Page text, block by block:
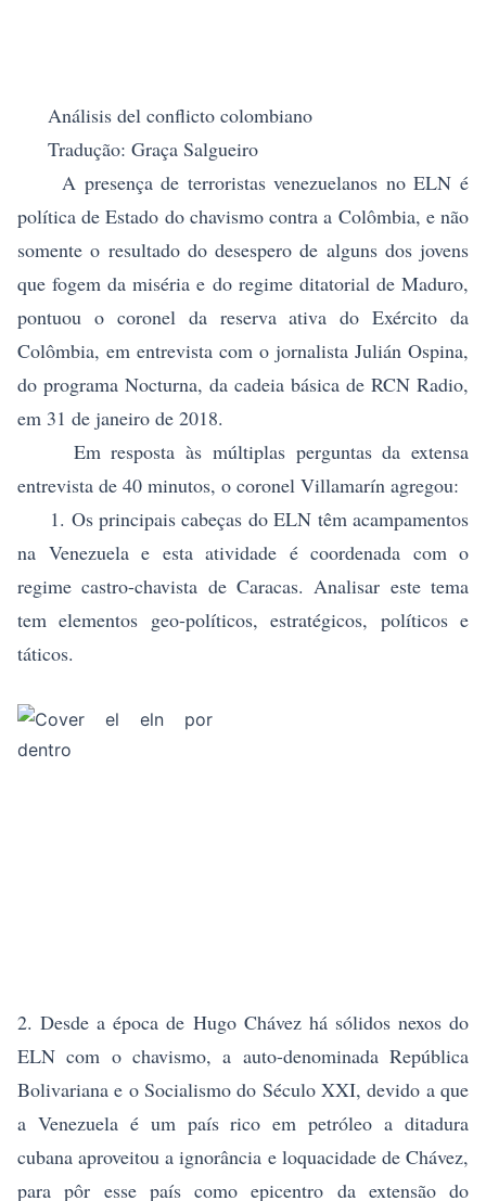
Análisis del conflicto colombiano
Tradução: Graça Salgueiro
A presença de terroristas venezuelanos no ELN é
política de Estado do chavismo contra a Colômbia, e não
somente o resultado do desespero de alguns dos jovens
que fogem da miséria e do regime ditatorial de Maduro,
pontuou o coronel da reserva ativa do Exército da
Colômbia, em entrevista com o jornalista Julián Ospina,
do programa Nocturna, da cadeia básica de RCN Radio,
em 31 de janeiro de 2018.
Em resposta às múltiplas perguntas da extensa
entrevista de 40 minutos, o coronel Villamarín agregou:
1. Os principais cabeças do ELN têm acampamentos
na Venezuela e esta atividade é coordenada com o
regime castro-chavista de Caracas. Analisar este tema
tem elementos geo-políticos, estratégicos, políticos e
táticos.
2. Desde a época de Hugo Chávez há sólidos nexos do
ELN com o chavismo, a auto-denominada República
Bolivariana e o Socialismo do Século XXI, devido a que
a Venezuela é um país rico em petróleo a ditadura
cubana aproveitou a ignorância e loquacidade de Chávez,
para pôr esse país como epicentro da extensão do